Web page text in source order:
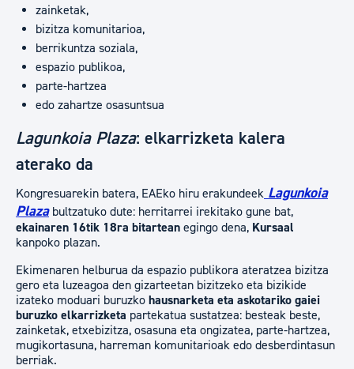
zainketak,
bizitza komunitarioa,
berrikuntza soziala,
espazio publikoa,
parte-hartzea
edo zahartze osasuntsua
Lagunkoia Plaza: elkarrizketa kalera
aterako da
Kongresuarekin batera, EAEko hiru erakundeek Lagunkoia
Plaza bultzatuko dute: herritarrei irekitako gune bat,
ekainaren 16tik 18ra bitartean egingo dena, Kursaal
kanpoko plazan.
Ekimenaren helburua da espazio publikora ateratzea bizitza
gero eta luzeagoa den gizarteetan bizitzeko eta bizikide
izateko moduari buruzko hausnarketa eta askotariko gaiei
buruzko elkarrizketa partekatua sustatzea: besteak beste,
zainketak, etxebizitza, osasuna eta ongizatea, parte-hartzea,
mugikortasuna, harreman komunitarioak edo desberdintasun
berriak.